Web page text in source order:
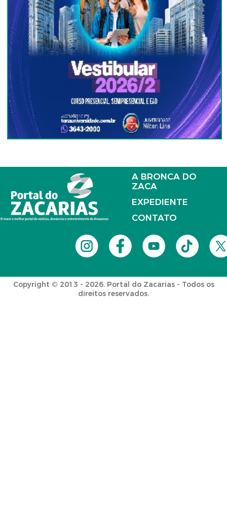
A BRONCA DO
ZACA
EXPEDIENTE
CONTATO
Copyright © 2013 - 2026. Portal do Zacarias - Todos os
direitos reservados.